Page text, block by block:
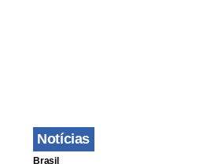
Notícias
Brasil